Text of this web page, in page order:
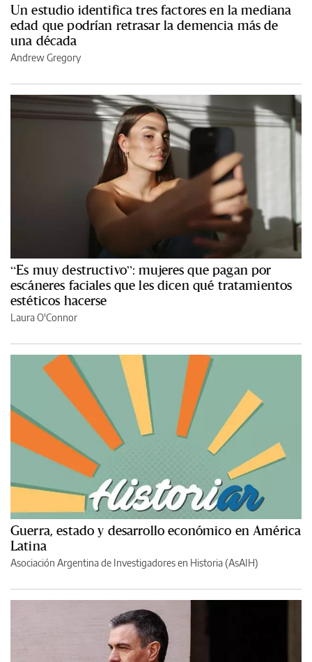
Un estudio identifica tres factores en la mediana
edad que podrían retrasar la demencia más de
una década
Andrew Gregory
“Es muy destructivo”: mujeres que pagan por
escáneres faciales que les dicen qué tratamientos
estéticos hacerse
Laura O'Connor
Guerra, estado y desarrollo económico en América
Latina
Asociación Argentina de Investigadores en Historia (AsAIH)